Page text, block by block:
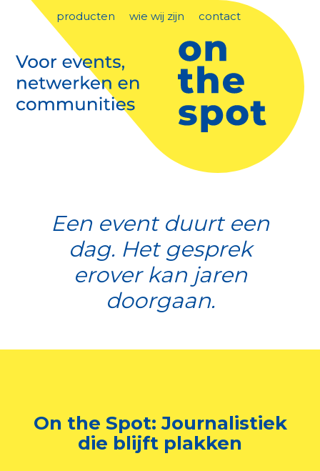
producten wie wij zijn contact
Een event duurt een
dag. Het gesprek
erover kan jaren
doorgaan.
On the Spot: Journalistiek
die blijft plakken